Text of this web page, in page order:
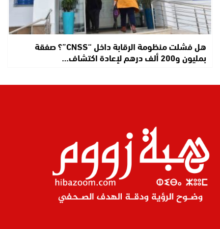
هل فشلت منظومة الرقابة داخل “CNSS”؟ صفقة
بمليون و200 ألف درهم لإعادة اكتشاف…